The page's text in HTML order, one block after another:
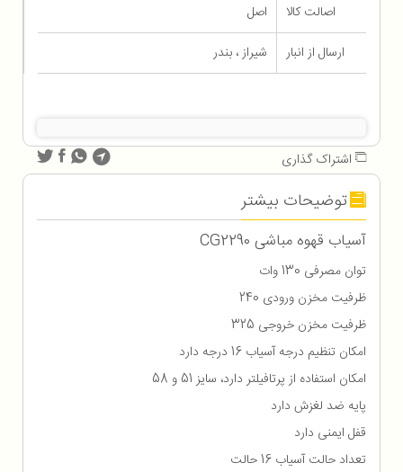
اصالت کالا
اصل
ارسال از انبار
شیراز ، بندر
اشتراک گذاری
توضیحات بیشتر
آسیاب قهوه مباشی CG2290
توان مصرفی 130 وات
ظرفیت مخزن ورودی 240
ظرفیت مخزن خروجی 325
امکان تنظیم درجه آسیاب 16 درجه دارد
امکان استفاده از پرتافیلتر دارد، سایز 51 و 58
پایه ضد لغزش دارد
قفل ایمنی دارد
تعداد حالت آسیاب 16 حالت